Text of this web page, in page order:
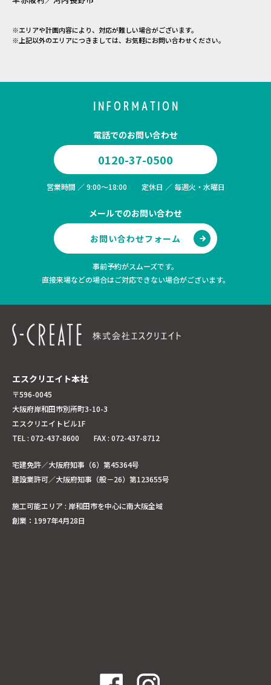
※エリアや計画内容により、対応が難しい場合がございます。
※上記以外のエリアにつきましては、お気軽にお問い合わせください。
エスクリエイト本社
〒596-0045
大阪府岸和田市別所町3-10-3
エスクリエイトビル1F
TEL : 072-437-8600 FAX : 072-437-8712
宅建免許／大阪府知事（6）第45364号
建設業許可／大阪府知事（般－26）第123655号
施工可能エリア : 岸和田市を中心に南大阪全域
創業：1997年4月28日
INFORMATION
電話でのお問い合わせ
0120-37-0500
営業時間 ／ 9:00～18:00 定休日 ／ 毎週火・水曜日
メールでのお問い合わせ
お問い合わせフォーム
事前予約がスムーズです。
直接来場などの場合はご対応できない場合がございます。